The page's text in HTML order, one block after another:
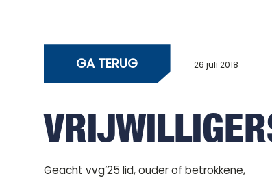
GA TERUG 26 juli 2018
Geacht vvg’25 lid, ouder of betrokkene,